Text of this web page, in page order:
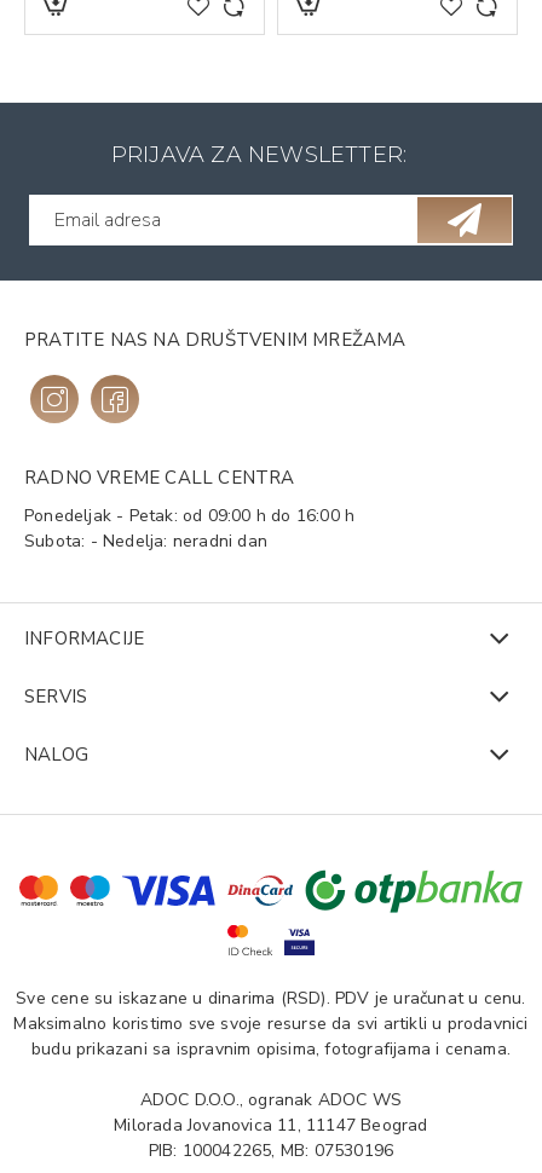
PRIJAVA ZA NEWSLETTER:
PRATITE NAS NA DRUŠTVENIM MREŽAMA
RADNO VREME CALL CENTRA
Ponedeljak - Petak: od 09:00 h do 16:00 h
Subota: - Nedelja: neradni dan
INFORMACIJE
SERVIS
NALOG
Sve cene su iskazane u dinarima (RSD). PDV je uračunat u cenu.
Maksimalno koristimo sve svoje resurse da svi artikli u prodavnici
budu prikazani sa ispravnim opisima, fotografijama i cenama.
ADOC D.O.O., ogranak ADOC WS
Milorada Jovanovica 11, 11147 Beograd
PIB: 100042265, MB: 07530196